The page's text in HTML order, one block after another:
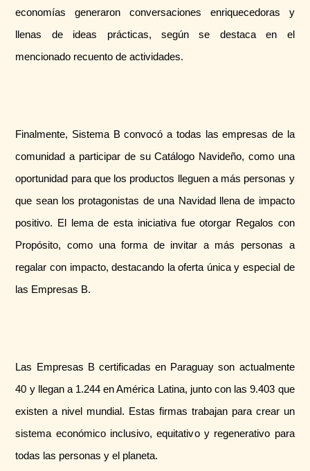
economías generaron conversaciones enriquecedoras y
llenas de ideas prácticas, según se destaca en el
mencionado recuento de actividades.
Finalmente, Sistema B convocó a todas las empresas de la
comunidad a participar de su Catálogo Navideño, como una
oportunidad para que los productos lleguen a más personas y
que sean los protagonistas de una Navidad llena de impacto
positivo. El lema de esta iniciativa fue otorgar Regalos con
Propósito, como una forma de invitar a más personas a
regalar con impacto, destacando la oferta única y especial de
las Empresas B.
Las Empresas B certificadas en Paraguay son actualmente
40 y llegan a 1.244 en América Latina, junto con las 9.403 que
existen a nivel mundial. Estas firmas trabajan para crear un
sistema económico inclusivo, equitativo y regenerativo para
todas las personas y el planeta.